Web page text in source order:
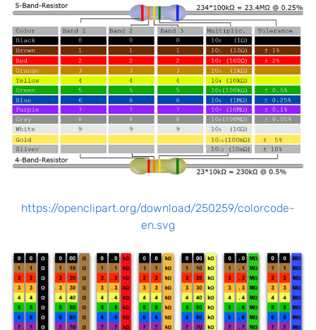
https://openclipart.org/download/250259/colorcode-
en.svg